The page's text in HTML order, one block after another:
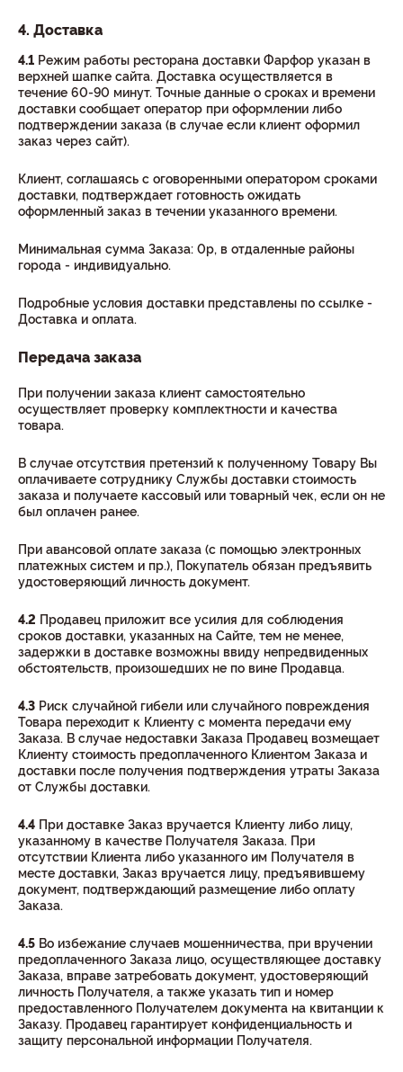
4. Доставка
4.1 Режим работы ресторана доставки Фарфор указан в
верхней шапке сайта. Доставка осуществляется в
течение 60-90 минут. Точные данные о сроках и времени
доставки сообщает оператор при оформлении либо
подтверждении заказа (в случае если клиент оформил
заказ через сайт).
Клиент, соглашаясь с оговоренными оператором сроками
доставки, подтверждает готовность ожидать
оформленный заказ в течении указанного времени.
Минимальная сумма Заказа: 0р, в отдаленные районы
города - индивидуально.
Подробные условия доставки представлены по ссылке -
Доставка и оплата.
Передача заказа
При получении заказа клиент самостоятельно
осуществляет проверку комплектности и качества
товара.
В случае отсутствия претензий к полученному Товару Вы
оплачиваете сотруднику Службы доставки стоимость
заказа и получаете кассовый или товарный чек, если он не
был оплачен ранее.
При авансовой оплате заказа (с помощью электронных
платежных систем и пр.), Покупатель обязан предъявить
удостоверяющий личность документ.
4.2 Продавец приложит все усилия для соблюдения
сроков доставки, указанных на Сайте, тем не менее,
задержки в доставке возможны ввиду непредвиденных
обстоятельств, произошедших не по вине Продавца.
4.3 Риск случайной гибели или случайного повреждения
Товара переходит к Клиенту с момента передачи ему
Заказа. В случае недоставки Заказа Продавец возмещает
Клиенту стоимость предоплаченного Клиентом Заказа и
доставки после получения подтверждения утраты Заказа
от Службы доставки.
4.4 При доставке Заказ вручается Клиенту либо лицу,
указанному в качестве Получателя Заказа. При
отсутствии Клиента либо указанного им Получателя в
месте доставки, Заказ вручается лицу, предъявившему
документ, подтверждающий размещение либо оплату
Заказа.
4.5 Во избежание случаев мошенничества, при вручении
предоплаченного Заказа лицо, осуществляющее доставку
Заказа, вправе затребовать документ, удостоверяющий
личность Получателя, а также указать тип и номер
предоставленного Получателем документа на квитанции к
Заказу. Продавец гарантирует конфиденциальность и
защиту персональной информации Получателя.